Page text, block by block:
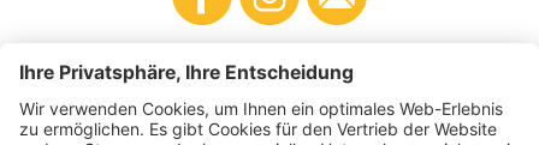
Business Produzenten